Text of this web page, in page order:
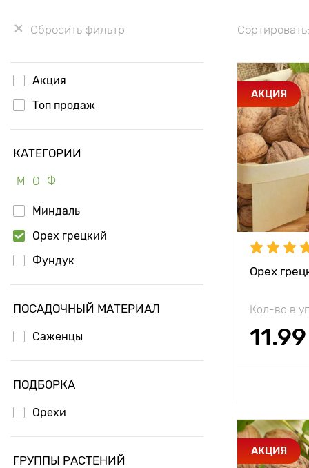
Сбросить фильтр
Акция
Топ продаж
КАТЕГОРИИ
М О Ф
Миндаль
Орех грецкий
Фундук
ПОСАДОЧНЫЙ МАТЕРИАЛ
Саженцы
ПОДБОРКА
Орехи
ГРУППЫ РАСТЕНИЙ
Сортировать:
АКЦИЯ
Орех
Кол-во в
11.99
Высота
Растояние
растениями
Период
Вес плода
АКЦИЯ